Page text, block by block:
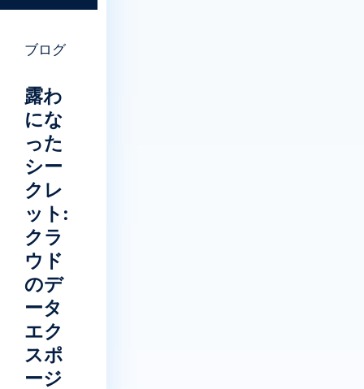
ブログ
露わ
にな
った
シー
クレ
ット:
クラ
ウド
のデ
ータ
エク
スポ
ージ